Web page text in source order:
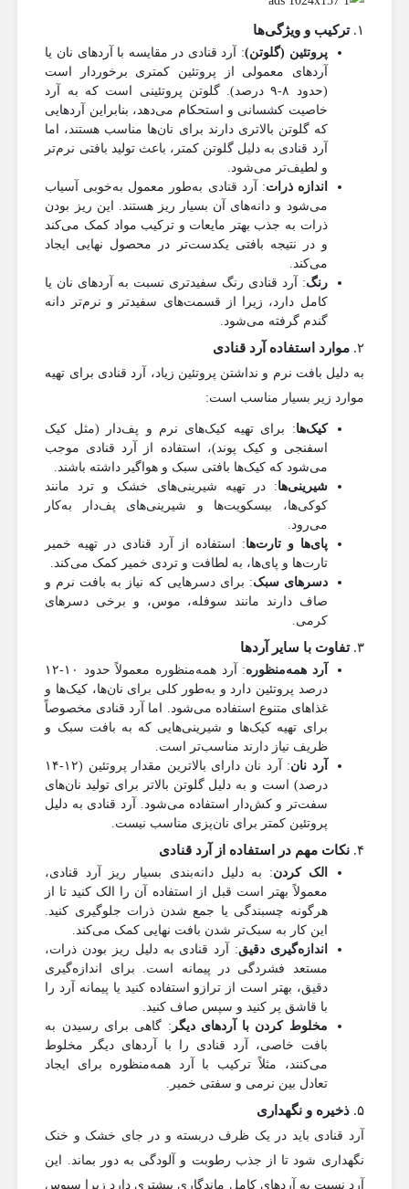
ترکیب و ویژگی‌ها
پروتئین (گلوتن): آرد قنادی در مقایسه با آردهای نان یا
آردهای معمولی از پروتئین کمتری برخوردار است
(حدود ۸-۹ درصد). گلوتن پروتئینی است که به آرد
خاصیت کشسانی و استحکام می‌دهد، بنابراین آردهایی
که گلوتن بالاتری دارند برای نان‌ها مناسب هستند، اما
آرد قنادی به دلیل گلوتن کمتر، باعث تولید بافتی نرم‌تر
و لطیف‌تر می‌شود.
اندازه ذرات: آرد قنادی به‌طور معمول به‌خوبی آسیاب
می‌شود و دانه‌های آن بسیار ریز هستند. این ریز بودن
ذرات به جذب بهتر مایعات و ترکیب مواد کمک می‌کند
و در نتیجه بافتی یکدست‌تر در محصول نهایی ایجاد
می‌کند.
رنگ: آرد قنادی رنگ سفیدتری نسبت به آردهای نان یا
کامل دارد، زیرا از قسمت‌های سفیدتر و نرم‌تر دانه
گندم گرفته می‌شود.
۲. موارد استفاده آرد قنادی
به دلیل بافت نرم و نداشتن پروتئین زیاد، آرد قنادی برای تهیه
موارد زیر بسیار مناسب است:
کیک‌ها: برای تهیه کیک‌های نرم و پف‌دار (مثل کیک
اسفنجی و کیک پوند)، استفاده از آرد قنادی موجب
می‌شود که کیک‌ها بافتی سبک و هواگیر داشته باشند.
شیرینی‌ها: در تهیه شیرینی‌های خشک و ترد مانند
کوکی‌ها، بیسکویت‌ها و شیرینی‌های پف‌دار به‌کار
می‌رود.
پای‌ها و تارت‌ها: استفاده از آرد قنادی در تهیه خمیر
تارت‌ها و پای‌ها، به لطافت و تردی خمیر کمک می‌کند.
دسرهای سبک: برای دسرهایی که نیاز به بافت نرم و
صاف دارند مانند سوفله، موس، و برخی دسرهای
کرمی.
۳. تفاوت با سایر آردها
آرد همه‌منظوره
: آرد همه‌منظوره معمولاً حدود ۱۰-۱۲
درصد پروتئین دارد و به‌طور کلی برای نان‌ها، کیک‌ها و
غذاهای متنوع استفاده می‌شود. اما آرد قنادی مخصوصاً
برای تهیه کیک‌ها و شیرینی‌هایی که به بافت سبک و
ظریف نیاز دارند مناسب‌تر است.
آرد نان
: آرد نان دارای بالاترین مقدار پروتئین (۱۲-۱۴
درصد) است و به دلیل گلوتن بالاتر برای تولید نان‌های
سفت‌تر و کش‌دار استفاده می‌شود. آرد قنادی به دلیل
پروتئین کمتر برای نان‌پزی مناسب نیست.
۴. نکات مهم در استفاده از آرد قنادی
الک کردن: به دلیل دانه‌بندی بسیار ریز آرد قنادی،
معمولاً بهتر است قبل از استفاده آن را الک کنید تا از
هرگونه چسبندگی یا جمع شدن ذرات جلوگیری کنید.
این کار به سبک‌تر شدن بافت نهایی کمک می‌کند.
اندازه‌گیری دقیق: آرد قنادی به دلیل ریز بودن ذرات،
مستعد فشردگی در پیمانه است. برای اندازه‌گیری
دقیق، بهتر است از ترازو استفاده کنید یا پیمانه آرد را
با قاشق پر کنید و سپس صاف کنید.
مخلوط کردن با آردهای دیگر: گاهی برای رسیدن به
بافت خاصی، آرد قنادی را با آردهای دیگر مخلوط
می‌کنند، مثلاً ترکیب با آرد همه‌منظوره برای ایجاد
تعادل بین نرمی و سفتی خمیر.
۵. ذخیره و نگهداری
آرد قنادی باید در یک ظرف دربسته و در جای خشک و خنک
نگهداری شود تا از جذب رطوبت و آلودگی به دور بماند. این
آرد نسبت به آردهای کامل ماندگاری بیشتری دارد زیرا سبوس